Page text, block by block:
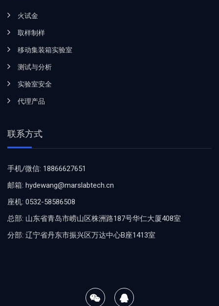
火试金
取样制样
移动集装箱实验室
测试与分析
实验室安全
代理产品
联系方式
手机/微信: 18866627651
邮箱: hydewang@marslabtech.cn
座机: 0532-58586508
总部: 山东省青岛市崂山区株洲路187号华仁大厦408室
分部: 辽宁省丹东市振兴区万达中心B座1413室